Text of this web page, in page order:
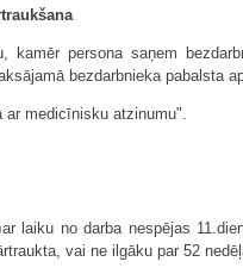
kamēr persona saņem
bezdarbnieka pabalsta
medicīnisku atzinumu".
laiku no darba nespējas
vai ne ilgāku par 52